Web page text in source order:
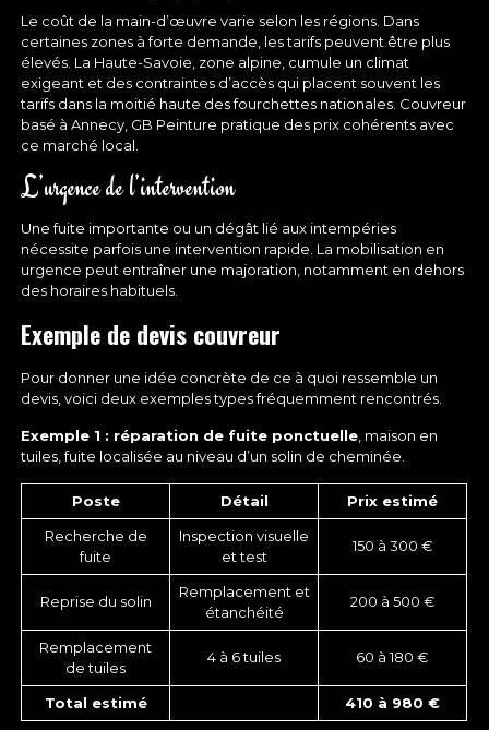
Le coût de la main-d’œuvre varie selon les régions. Dans
certaines zones à forte demande, les tarifs peuvent être plus
élevés. La Haute-Savoie, zone alpine, cumule un climat
exigeant et des contraintes d’accès qui placent souvent les
tarifs dans la moitié haute des fourchettes nationales. Couvreur
basé à Annecy, GB Peinture pratique des prix cohérents avec
ce marché local.
L’urgence de l’intervention
Une fuite importante ou un dégât lié aux intempéries
nécessite parfois une intervention rapide. La mobilisation en
urgence peut entraîner une majoration, notamment en dehors
des horaires habituels.
Exemple de devis couvreur
Pour donner une idée concrète de ce à quoi ressemble un
devis, voici deux exemples types fréquemment rencontrés.
Exemple 1 : réparation de fuite ponctuelle , maison en
tuiles, fuite localisée au niveau d’un solin de cheminée.
Poste Détail
Prix estimé
Recherche de
fuite
Inspection visuelle
et test
150 à 300 €
Reprise du solin
Remplacement et
étanchéité
200 à 500 €
Remplacement
de tuiles
4 à 6 tuiles 60 à 180 €
Total estimé 410 à 980 €